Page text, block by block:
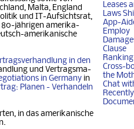
Leases
Laws
App-
Employ
Clause
Cross-
the
Chat
Mal­ta, Eng­land
und IT-Auf­sichtsrat,
80-jäh­ri­gen ame­ri­ka­
ame­ri­ka­ni­sche
in den
und Ver­trags­ma­
in Ger­ma­ny in
Planen - Ver­han­deln
in das amerikanische